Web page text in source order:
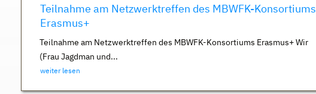
Teilnahme am Netzwerktreffen des MBWFK-Konsortiums
Erasmus+
Teilnahme am Netzwerktreffen des MBWFK-Konsortiums Erasmus+ Wir
(Frau Jagdman und...
weiter lesen